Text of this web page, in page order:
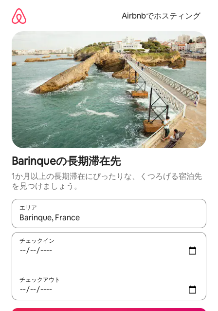
Airbnbでホスティング
Barinqueの長期滞在先
1か月以上の長期滞在にぴったりな、くつろげる宿泊先
を見つけましょう。
エリア
検索結果が表示されたら、上下の矢印キーを使って移動するか
チェックイン
チェックアウト